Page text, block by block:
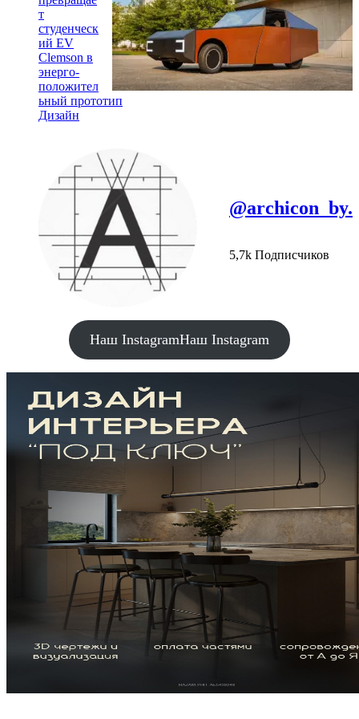
т
студенческ
ий EV
Clemson в
энерго-
положител
ьный прототип
Дизайн
@archicon_by.
5,7k Подписчиков
Наш InstagramНаш Instagram